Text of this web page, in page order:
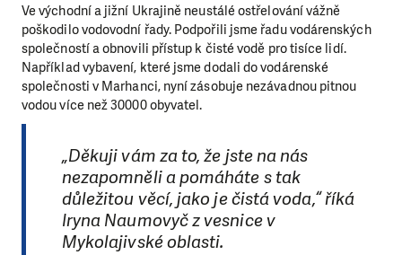
Ve východní a jižní Ukrajině neustálé ostřelování vážně
poškodilo vodovodní řady. Podpořili jsme řadu vodárenských
společností a obnovili přístup k čisté vodě pro tisíce lidí.
Například vybavení, které jsme dodali do vodárenské
společnosti v Marhanci, nyní zásobuje nezávadnou pitnou
vodou více než 30000 obyvatel.
„Děkuji vám za to, že jste na nás
nezapomněli a pomáháte s tak
důležitou věcí, jako je čistá voda,“ říká
Iryna Naumovyč z vesnice v
Mykolajivské oblasti.